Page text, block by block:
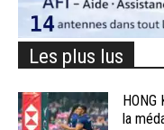
Les plus lus
HONG
la